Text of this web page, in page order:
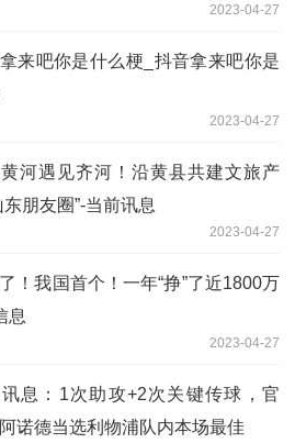
2023-04-27
来吧你是什么梗_抖音拿来吧你是
2023-04-27
河遇见齐河！沿黄县共建文旅产
东朋友圈”-当前讯息
2023-04-27
！我国首个！一年“挣”了近1800万
息
2023-04-27
息：1次助攻+2次关键传球，官
诺德当选利物浦队内本场最佳